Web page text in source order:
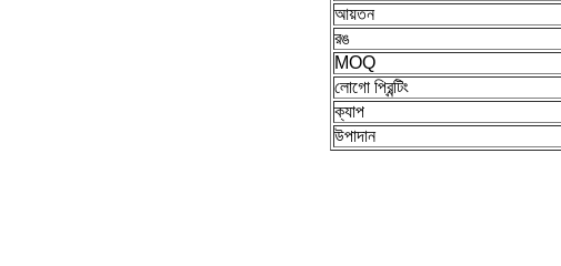
আয়তন
রঙ
MOQ
লোগো প্রিন্টিং
ক্যাপ
উপাদান